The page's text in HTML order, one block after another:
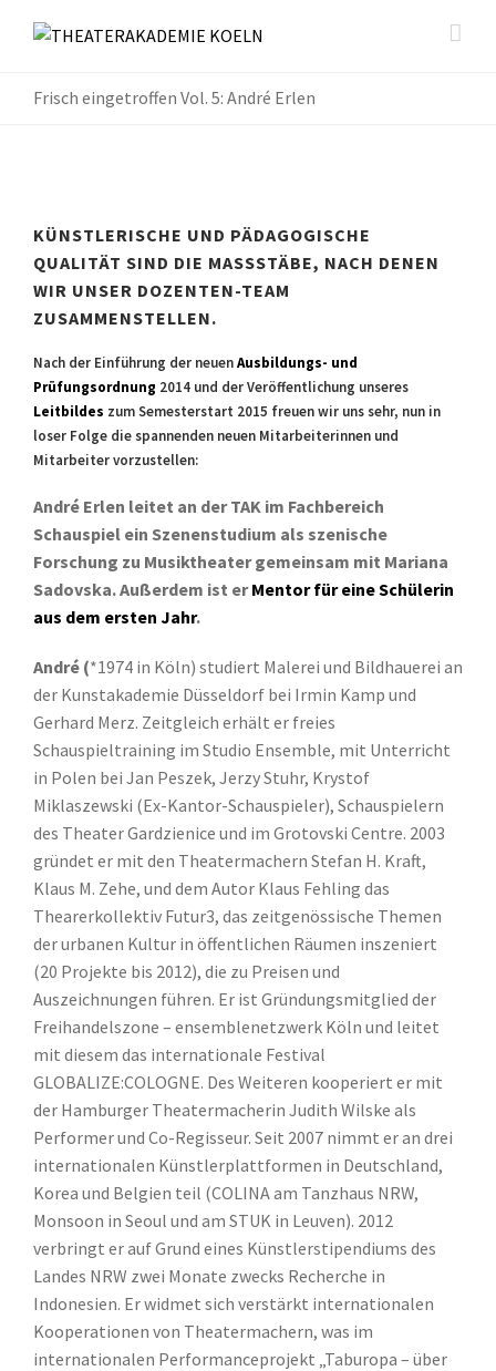
Frisch eingetroffen Vol. 5: André Erlen
KÜNSTLERISCHE UND PÄDAGOGISCHE
QUALITÄT SIND DIE MASSSTÄBE, NACH DENEN W
IR UNSER DOZENTEN-TEAM Z
USAMMENSTELLEN.
Nach der Einführung der neuenAusbildungs- und
Prüfungsordnung 2014 und der Veröffentlichung unseres
Leitbildes zum Semesterstart 2015 freuen wir uns sehr, nun in
loser Folge die spannenden neuen Mitarbeiterinnen und
Mitarbeiter vorzustellen:
André Erlen leitet an der TAK im Fachbereich
Schauspiel ein Szenenstudium als szenische
Forschung zu Musiktheater gemeinsam mit Mariana
Sadovska. Außerdem ist erMentor für eine Schülerin
aus dem ersten Jahr.
André (*1974 in Köln) studiert Malerei und Bildhauerei an
der Kunstakademie Düsseldorf bei Irmin Kamp und
Gerhard Merz. Zeitgleich erhält er freies
Schauspieltraining im Studio Ensemble, mit Unterricht
in Polen bei Jan Peszek, Jerzy Stuhr, Krystof
Miklaszewski (Ex-Kantor-Schauspieler), Schauspielern
des Theater Gardzienice und im Grotovski Centre. 2003
gründet er mit den Theatermachern Stefan H. Kraft,
Klaus M. Zehe, und dem Autor Klaus Fehling das
Thearerkollektiv Futur3, das zeitgenössische Themen
der urbanen Kultur in öffentlichen Räumen inszeniert
(20 Projekte bis 2012), die zu Preisen und
Auszeichnungen führen. Er ist Gründungsmitglied der
Freihandelszone – ensemblenetzwerk Köln und leitet
mit diesem das internationale Festival
GLOBALIZE:COLOGNE. Des Weiteren kooperiert er mit
der Hamburger Theatermacherin Judith Wilske als
Performer und Co-Regisseur. Seit 2007 nimmt er an drei
internationalen Künstlerplattformen in Deutschland,
Korea und Belgien teil (COLINA am Tanzhaus NRW,
Monsoon in Seoul und am STUK in Leuven). 2012
verbringt er auf Grund eines Künstlerstipendiums des
Landes NRW zwei Monate zwecks Recherche in
Indonesien. Er widmet sich verstärkt internationalen
Kooperationen von Theatermachern, was im
internationalen Performanceprojekt „Taburopa – über